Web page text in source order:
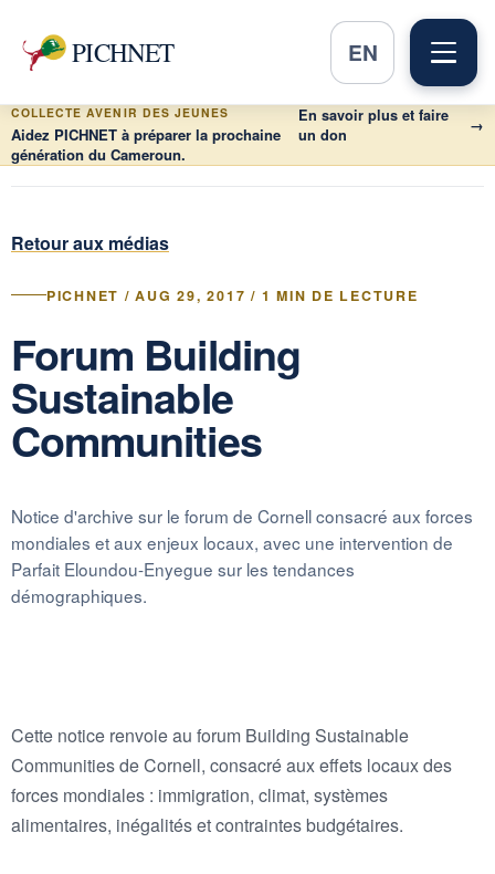
PICHNET EN
COLLECTE AVENIR DES JEUNES
Aidez PICHNET à préparer la prochaine
génération du Cameroun.
En savoir plus et faire
un don
→
Retour aux médias
PICHNET / AUG 29, 2017 / 1 MIN DE LECTURE
Forum Building
Sustainable
Communities
Notice d'archive sur le forum de Cornell consacré aux forces
mondiales et aux enjeux locaux, avec une intervention de
Parfait Eloundou-Enyegue sur les tendances
démographiques.
Cette notice renvoie au forum Building Sustainable
Communities de Cornell, consacré aux effets locaux des
forces mondiales : immigration, climat, systèmes
alimentaires, inégalités et contraintes budgétaires.